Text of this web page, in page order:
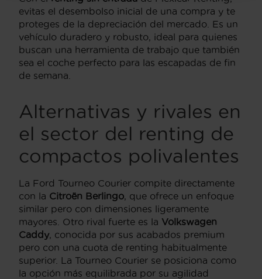
evitas el desembolso inicial de una compra y te
proteges de la depreciación del mercado. Es un
vehículo duradero y robusto, ideal para quienes
buscan una herramienta de trabajo que también
sea el coche perfecto para las escapadas de fin
de semana.
Alternativas y rivales en
el sector del renting de
compactos polivalentes
La Ford Tourneo Courier compite directamente
con la Citroën Berlingo, que ofrece un enfoque
similar pero con dimensiones ligeramente
mayores. Otro rival fuerte es la Volkswagen
Caddy, conocida por sus acabados premium
pero con una cuota de renting habitualmente
superior. La Tourneo Courier se posiciona como
la opción más equilibrada por su agilidad